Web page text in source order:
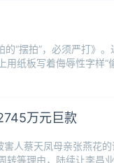
“摆拍”，必须严打》
纸板写着侮辱性字样“
万元巨款
人蔡天凤母亲张燕花
等理由，陆续让李昌